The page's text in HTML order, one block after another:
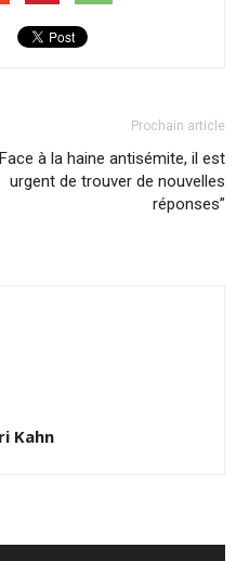
Prochain article
à la haine antisémite, il est
urgent de trouver de nouvelles
réponses”
Kahn